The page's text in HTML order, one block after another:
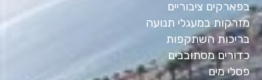
בפארקים ציבוריים
מזרקות במעגלי תנועה
בריכות השתקפות
כדורים מסתובבים
פסלי מים